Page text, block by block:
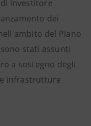
investitore
dei
del Piano
stati assunti
a sostegno degli
infrastrutture